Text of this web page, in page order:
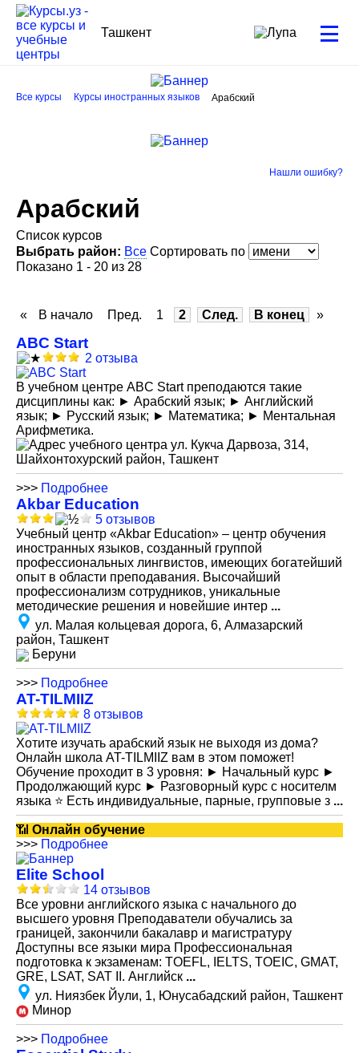
Ташкент
Все курсы Курсы иностранных языков Арабский
Нашли ошибку?
Арабский
Список курсов
Выбрать район: Все Сортировать по
Показано 1 - 20 из 28
« В начало Пред. 1 2 След. В конец »
ABC Start
2 отзыва
В учебном центре ABC Start преподаются такие
дисциплины как: ► Арабский язык; ► Английский
язык; ► Русский язык; ► Математика; ► Ментальная
Арифметика.
ул. Кукча Дарвоза, 314,
Шайхонтохурский район, Ташкент
>>> Подробнее
Akbar Education
5 отзывов
Учебный центр «Akbar Education» – центр обучения
иностранных языков, созданный группой
профессиональных лингвистов, имеющих богатейший
опыт в области преподавания. Высочайший
профессионализм сотрудников, уникальные
методические решения и новейшие интер ...
ул. Малая кольцевая дорога, 6, Алмазарский
район, Ташкент
Беруни
>>> Подробнее
AT-TILMIIZ
8 отзывов
Хотите изучать арабский язык не выходя из дома?
Онлайн школа AT-TILMIIZ вам в этом поможет!
Обучение проходит в 3 уровня: ► Начальный курс ►
Продолжающий курс ► Разговорный курс с носителм
языка ⭐️ Есть индивидуальные, парные, групповые з ...
📶 Онлайн обучение
>>> Подробнее
Elite School
14 отзывов
Все уровни английского языка с начального до
высшего уровня Преподаватели обучались за
границей, закончили бакалавр и магистратуру
Доступны все языки мира Профессиональная
подготовка к экзаменам: TOEFL, IELTS, TOEIC, GMAT,
GRE, LSAT, SAT II. Английск ...
ул. Ниязбек Йули, 1, Юнусабадский район, Ташкент
Минор
>>> Подробнее